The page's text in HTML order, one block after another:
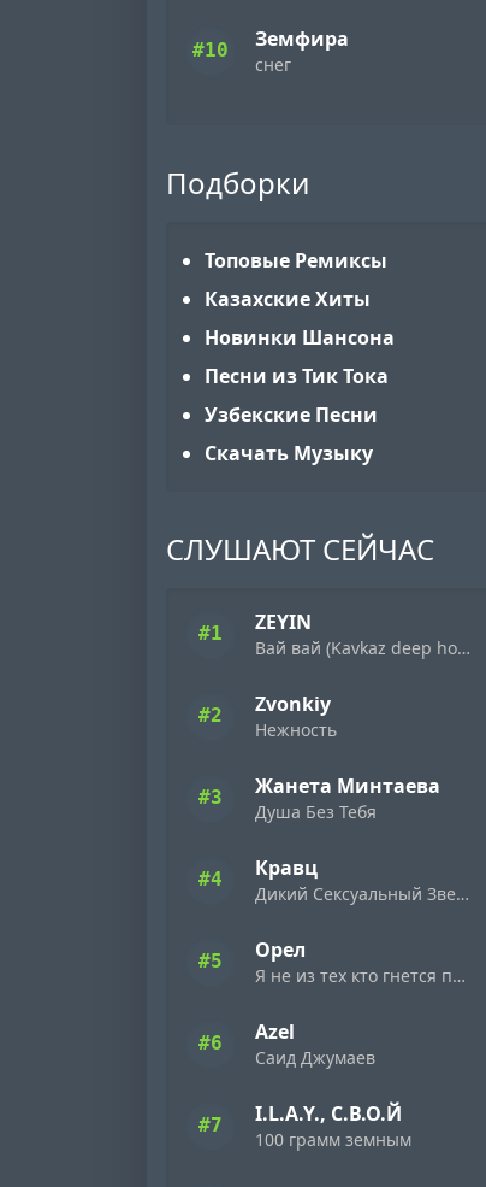
#10 Земфира
снег
Подборки
Топовые Ремиксы
Казахские Хиты
Новинки Шансона
Песни из Тик Тока
Узбекские Песни
Скачать Музыку
СЛУШАЮТ СЕЙЧАС
#1 ZEYIN
Вай вай (Kavkaz deep house 2026)
#2 Zvonkiy
Нежность
#3 Жанета Минтаева
Душа Без Тебя
#4 Кравц
Дикий Сексуальный Зверь
#5 Орел
Я не из тех кто гнется перед кем то
#6 Azel
Саид Джумаев
#7 I.L.A.Y., С.В.О.Й
100 грамм земным